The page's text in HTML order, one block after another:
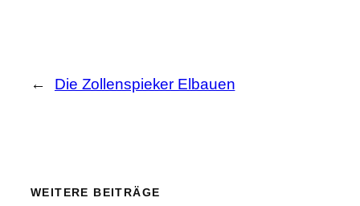
← Die Zollenspieker Elbauen
WEITERE BEITRÄGE